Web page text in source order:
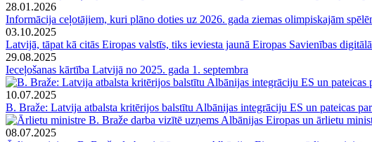
28.01.2026
Informācija ceļotājiem, kuri plāno doties uz 2026. gada ziemas olimpiskajām
03.10.2025
Latvijā, tāpat kā citās Eiropas valstīs, tiks ieviesta jaunā Eiropas Savienības
29.08.2025
Ieceļošanas kārtība Latvijā no 2025. gada 1. septembra
10.07.2025
B. Braže: Latvija atbalsta kritērijos balstītu Albānijas integrāciju ES un pateicas
08.07.2025